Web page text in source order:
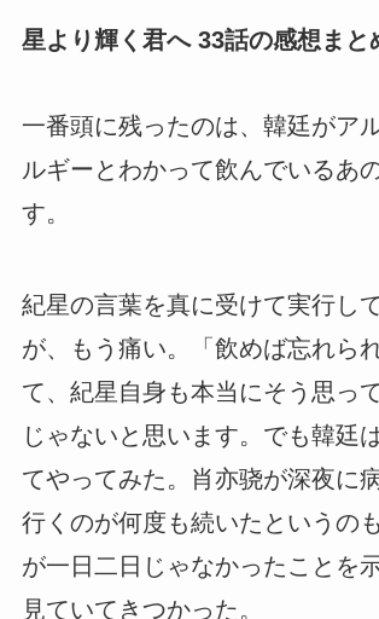
星より輝く君へ 33話の感想まと
一番頭に残ったのは、韓廷がア
ルギーとわかって飲んでいるあ
す。
紀星の言葉を真に受けて実行し
が、もう痛い。「飲めば忘れら
て、紀星自身も本当にそう思っ
じゃないと思います。でも韓廷
てやってみた。肖亦骁が深夜に
行くのが何度も続いたというの
が一日二日じゃなかったことを
見ていてきつかった。